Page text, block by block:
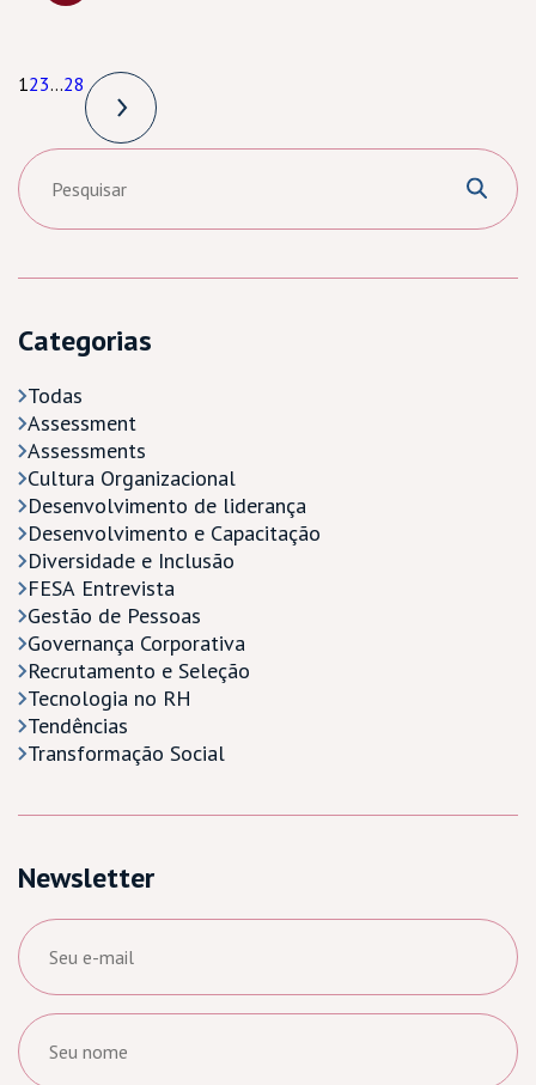
123…28
Categorias
Todas
Assessment
Assessments
Cultura Organizacional
Desenvolvimento de liderança
Desenvolvimento e Capacitação
Diversidade e Inclusão
FESA Entrevista
Gestão de Pessoas
Governança Corporativa
Recrutamento e Seleção
Tecnologia no RH
Tendências
Transformação Social
Newsletter